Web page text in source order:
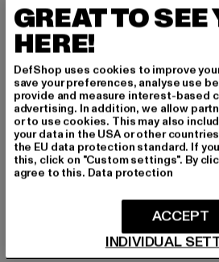
MISTER TEE
Flow Of Live
17,99 EUR
Derzeitiger Preis: 17,99 EUR
24,99 EURAktionspreis: 24,99
37,79 EUR
ZU ALLEN TAGESANGEBOTEN
GREAT TO SEE
HERE!
DefShop uses cookies to improve
save your preferences, analyse use
provide and measure interest-based
advertising. In addition, we allow
or to use cookies. This may also
your data in the USA or other
the EU data protection standard. If
this, click on "Custom settings". By
agree to this. Data protection
INDIVIDUAL
ACCEPT